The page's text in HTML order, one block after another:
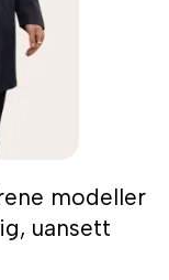
modeller
uansett